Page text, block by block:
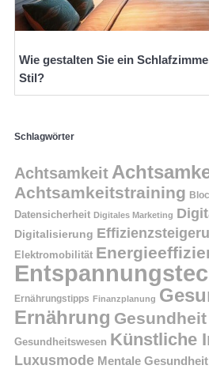
Wie gestalten Sie ein
Stil?
Schlagwörter
Achtsamkeit
Achtsamkeitstraining
Datensicherheit Digitales Marketing
Digitalisierung
Elektromobilität
Ernährungstipps Finanzplanung
Ernährung Gesundheit
Gesundheitswesen Künstliche
Luxusmode Mentale Gesundheit